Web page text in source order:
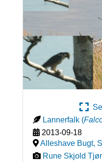
Se
Lannerfalk (
2013-09-18
Alleshave Bugt,
Rune Skjold